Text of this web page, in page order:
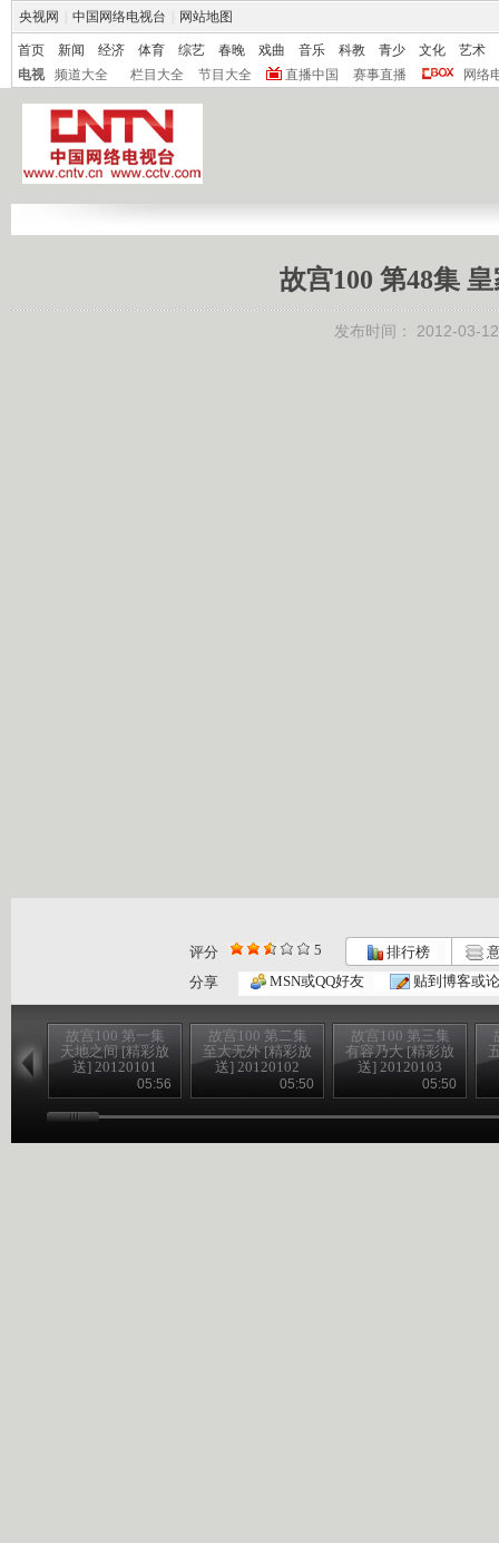
央视网 中国网络电视台 网站地图
首页 新闻 经济 体育 综艺 春晚 戏曲 音乐 科教 青少 文化
艺术
电视
频道大全 栏目大全 节目大全 直播中国 赛事直播 网络
故宫100 第48集
发布时间： 2012-03-
评分 5 排行榜
分享
MSN或QQ好友 贴到博客或
故宫100 第一集
天地之间 [精彩放
送] 20120101
05:56
故宫100 第二集
至大无外 [精彩放
送] 20120102
05:50
故宫100 第三集
有容乃大 [精彩放
送] 20120103
05:50